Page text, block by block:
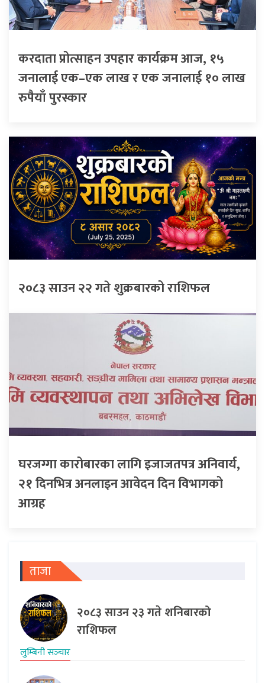
करदाता प्रोत्साहन उपहार कार्यक्रम आज, १५
जनालाई एक–एक लाख र एक जनालाई १० लाख
रुपैयाँ पुरस्कार
२०८३ साउन २२ गते शुक्रबारको राशिफल
घरजग्गा कारोबारका लागि इजाजतपत्र अनिवार्य,
२१ दिनभित्र अनलाइन आवेदन दिन विभागको
आग्रह
ताजा
२०८३ साउन २३ गते शनिबारको
राशिफल
लुम्बिनी सञ्‍चार